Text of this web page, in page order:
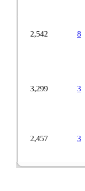
2,542
3,299
2,457